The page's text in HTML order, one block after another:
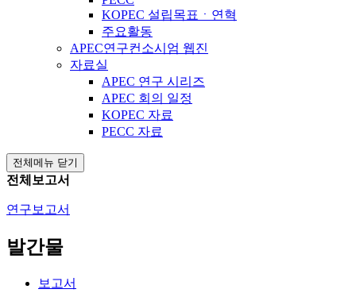
KOPEC 설립목표ㆍ연혁
주요활동
APEC연구컨소시엄 웹진
자료실
APEC 연구 시리즈
APEC 회의 일정
KOPEC 자료
PECC 자료
전체메뉴 닫기
전체보고서
연구보고서
발간물
보고서